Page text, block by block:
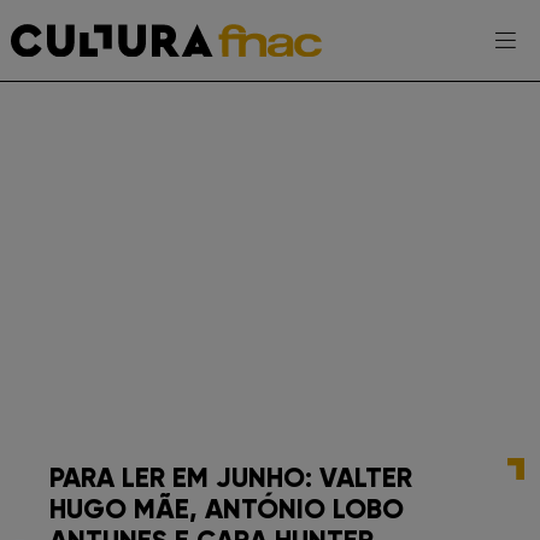
ENTREVISTAS
TOMA-NOTA
PARA LER EM JUNHO: VALTER
HUGO MÃE, ANTÓNIO LOBO